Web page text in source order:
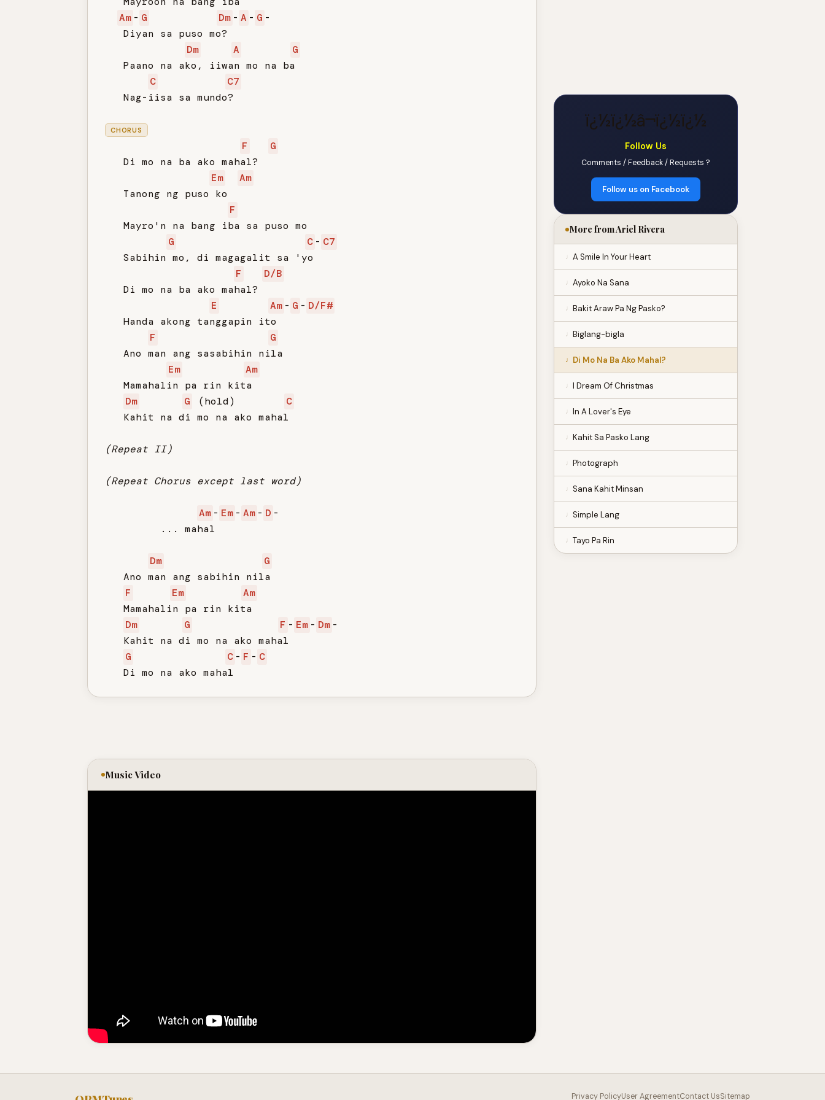
Am - G Dm - A - G -
   Diyan sa puso mo?
Dm
A
G
   Paano na ako, iiwan mo na ba
C
C7
   Nag-iisa sa mundo?
CHORUS
F
G
   Di mo na ba ako mahal?
Em
Am
   Tanong ng puso ko
F
   Mayro'n na bang iba sa puso mo
G
C - C7
   Sabihin mo, di magagalit sa 'yo
F
D/B
   Di mo na ba ako mahal?
E
Am - G - D/F#
   Handa akong tanggapin ito
F
G
   Ano man ang sasabihin nila
Em
Am
   Mamahalin pa rin kita
Dm
G (hold)
C
   Kahit na di mo na ako mahal
(Repeat II)
(Repeat Chorus except last word)
Am - Em - Am - D -
         ... mahal
Dm
G
   Ano man ang sabihin nila
F
Em
Am
   Mamahalin pa rin kita
Dm
G F - Em - Dm -
   Kahit na di mo na ako mahal
G
C - F - C
   Di mo na ako mahal
Music Video
ï¿½ï¿½â¬ï¿½ï¿½
Follow Us
Comments / Feedback / Requests ?
Follow us on Facebook
More from Ariel Rivera
A Smile In Your Heart
Ayoko Na Sana
Bakit Araw Pa Ng Pasko?
Biglang-bigla
Di Mo Na Ba Ako Mahal?
I Dream Of Christmas
In A Lover's Eye
Kahit Sa Pasko Lang
Photograph
Sana Kahit Minsan
Simple Lang
Tayo Pa Rin
Privacy PolicyUser AgreementContact UsSitemap